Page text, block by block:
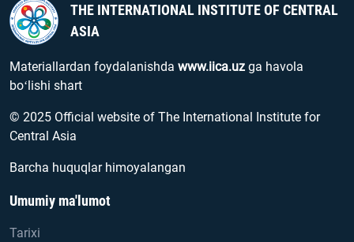
THE INTERNATIONAL INSTITUTE OF CENTRAL
ASIA
Materiallardan foydalanishda www.iica.uz ga havola
boʻlishi shart
© 2025 Official website of The International Institute for
Central Asia
Barcha huquqlar himoyalangan
Umumiy ma'lumot
Tarixi